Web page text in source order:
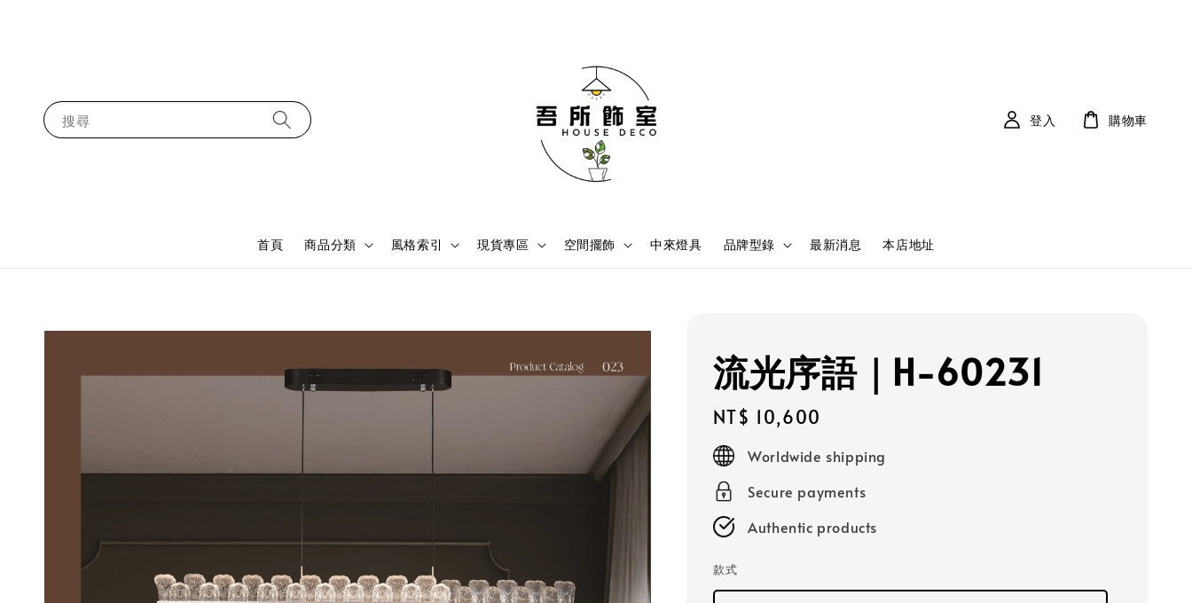
搜尋
首頁 商品分類 風格索引 現貨專區 空間擺飾 中來燈具 品牌型錄 最新消息 本店地址
登入 購物車
流光序語｜H-60231
Regular
price
NT$ 10,600
Worldwide shipping
Secure payments
Authentic products
款式